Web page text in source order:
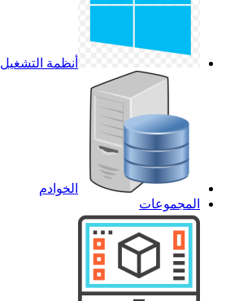
أنظمة التشغيل
الخوادم
المجموعات